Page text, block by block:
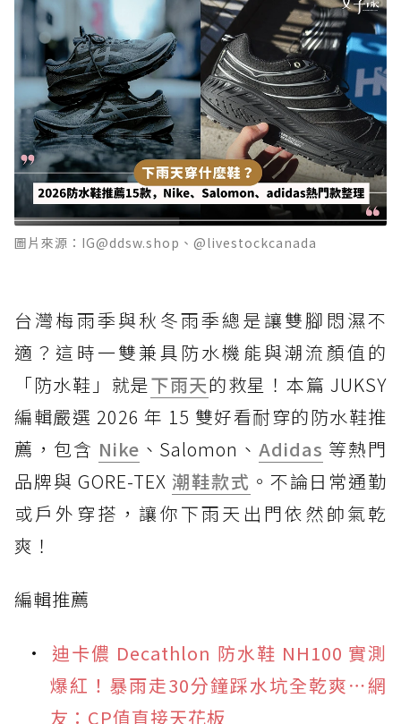
圖片來源：IG@ddsw.shop、@livestockcanada
台灣梅雨季與秋冬雨季總是讓雙腳悶濕不
適？這時一雙兼具防水機能與潮流顏值的
「防水鞋」就是下雨天的救星！本篇 JUKSY
編輯嚴選 2026 年 15 雙好看耐穿的防水鞋推
薦，包含 Nike 、Salomon、Adidas 等熱門
品牌與 GORE-TEX 潮鞋款式 。不論日常通勤
或戶外穿搭，讓你下雨天出門依然帥氣乾
爽！
編輯推薦
迪卡儂 Decathlon 防水鞋 NH100 實測
爆紅！暴雨走30分鐘踩水坑全乾爽⋯網
友：CP值直接天花板